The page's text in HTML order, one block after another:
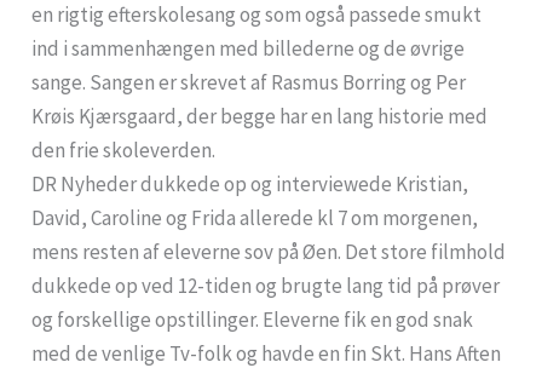
en rigtig efterskolesang og som også passede smukt
ind i sammenhængen med billederne og de øvrige
sange. Sangen er skrevet af Rasmus Borring og Per
Krøis Kjærsgaard, der begge har en lang historie med
den frie skoleverden.
DR Nyheder dukkede op og interviewede Kristian,
David, Caroline og Frida allerede kl 7 om morgenen,
mens resten af eleverne sov på Øen. Det store filmhold
dukkede op ved 12-tiden og brugte lang tid på prøver
og forskellige opstillinger. Eleverne fik en god snak
med de venlige Tv-folk og havde en fin Skt. Hans Aften